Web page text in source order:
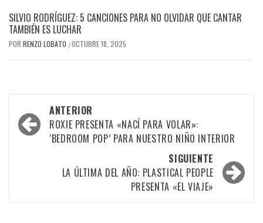
SILVIO RODRÍGUEZ: 5 CANCIONES PARA NO OLVIDAR QUE CANTAR
TAMBIÉN ES LUCHAR
POR RENZO LOBATO /OCTUBRE 18, 2025
Navegación
por
entradas
ANTERIOR
ROXIE PRESENTA «NACÍ PARA VOLAR»:
‘BEDROOM POP’ PARA NUESTRO NIÑO INTERIOR
SIGUIENTE
LA ÚLTIMA DEL AÑO: PLASTICAL PEOPLE
PRESENTA «EL VIAJE»